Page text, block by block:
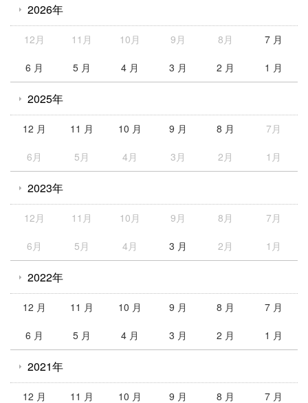
2026年
12月 11月 10月 9月 8月 7 月
6 月 5 月 4 月 3 月 2 月 1 月
2025年
12 月 11 月 10 月 9 月 8 月 7月
6月 5月 4月 3月 2月 1月
2023年
12月 11月 10月 9月 8月 7月
6月 5月 4月 3 月 2月 1月
2022年
12 月 11 月 10 月 9 月 8 月 7 月
6 月 5 月 4 月 3 月 2 月 1 月
2021年
12 月 11 月 10 月 9 月 8 月 7 月